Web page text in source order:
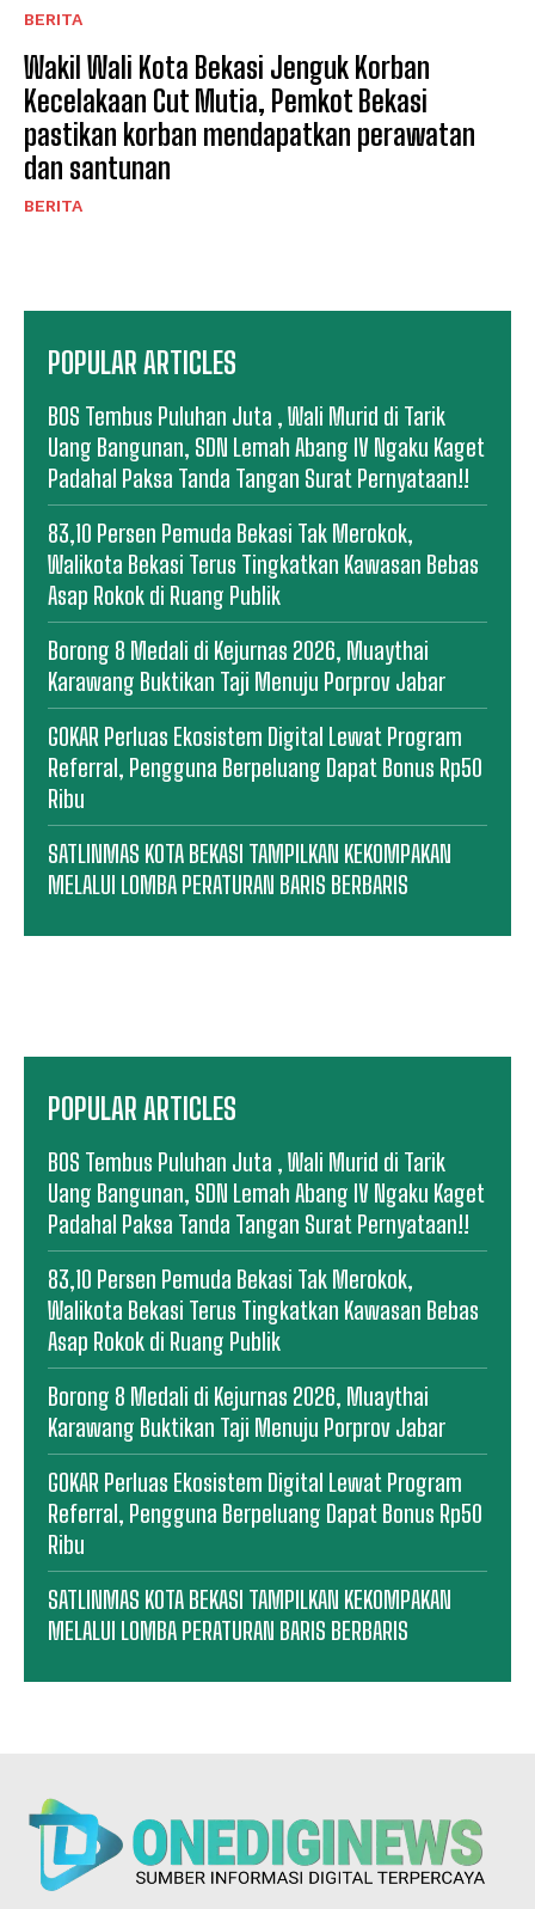
BERITA
Wakil Wali Kota Bekasi Jenguk Korban
Kecelakaan Cut Mutia, Pemkot Bekasi
pastikan korban mendapatkan perawatan
dan santunan
BERITA
POPULAR ARTICLES
BOS Tembus Puluhan Juta , Wali Murid di Tarik
Uang Bangunan, SDN Lemah Abang IV Ngaku Kaget
Padahal Paksa Tanda Tangan Surat Pernyataan!!
83,10 Persen Pemuda Bekasi Tak Merokok,
Walikota Bekasi Terus Tingkatkan Kawasan Bebas
Asap Rokok di Ruang Publik
Borong 8 Medali di Kejurnas 2026, Muaythai
Karawang Buktikan Taji Menuju Porprov Jabar
GOKAR Perluas Ekosistem Digital Lewat Program
Referral, Pengguna Berpeluang Dapat Bonus Rp50
Ribu
SATLINMAS KOTA BEKASI TAMPILKAN KEKOMPAKAN
MELALUI LOMBA PERATURAN BARIS BERBARIS
POPULAR ARTICLES
BOS Tembus Puluhan Juta , Wali Murid di Tarik
Uang Bangunan, SDN Lemah Abang IV Ngaku Kaget
Padahal Paksa Tanda Tangan Surat Pernyataan!!
83,10 Persen Pemuda Bekasi Tak Merokok,
Walikota Bekasi Terus Tingkatkan Kawasan Bebas
Asap Rokok di Ruang Publik
Borong 8 Medali di Kejurnas 2026, Muaythai
Karawang Buktikan Taji Menuju Porprov Jabar
GOKAR Perluas Ekosistem Digital Lewat Program
Referral, Pengguna Berpeluang Dapat Bonus Rp50
Ribu
SATLINMAS KOTA BEKASI TAMPILKAN KEKOMPAKAN
MELALUI LOMBA PERATURAN BARIS BERBARIS